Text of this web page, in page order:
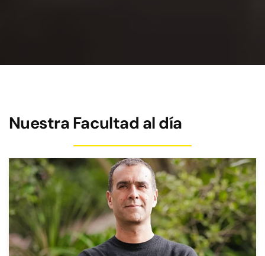
Nuestra Facultad al día